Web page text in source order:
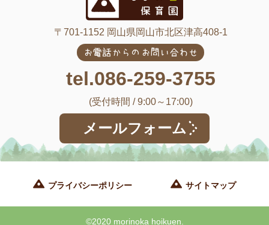
〒701-1152 岡山県岡山市北区津高408-1
お電話からのお問い合わせ
tel.086-259-3755
(受付時間 / 9:00～17:00)
メールフォーム
プライバシーポリシー サイトマップ
©2020 morinoka hoikuen.